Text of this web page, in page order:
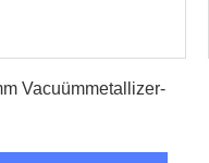
Vacuümmetallizer-